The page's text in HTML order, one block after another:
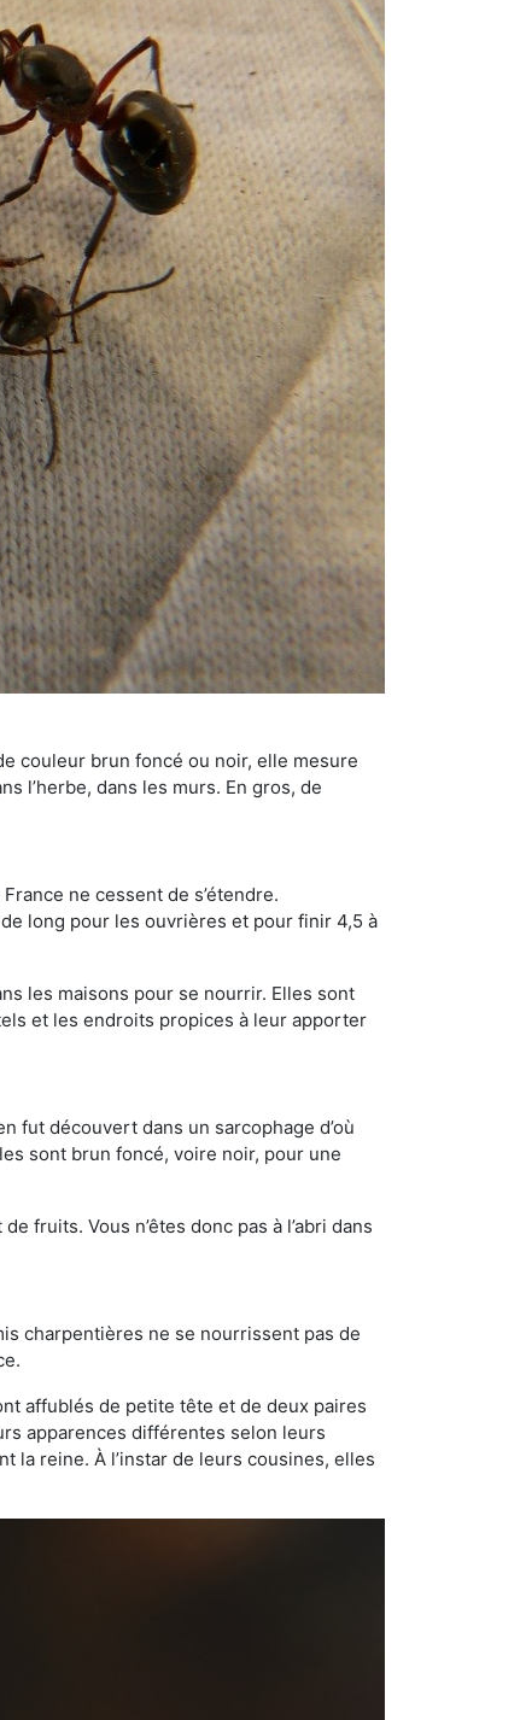
couleur brun foncé ou noir, elle mesure
l’herbe, dans les murs. En gros, de
ne cessent de s’étendre.
long pour les ouvrières et pour finir 4,5 à
les maisons pour se nourrir. Elles sont
et les endroits propices à leur apporter
fut découvert dans un sarcophage d’où
sont brun foncé, voire noir, pour une
fruits. Vous n’êtes donc pas à l’abri dans
charpentières ne se nourrissent pas de
affublés de petite tête et de deux paires
apparences différentes selon leurs
la reine. À l’instar de leurs cousines, elles